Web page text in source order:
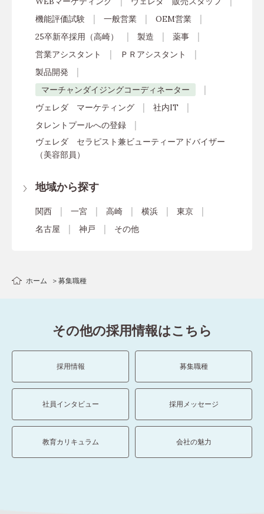
機能評価試験
一般営業
OEM営業
25卒新卒採用（高崎）
製造
薬事
営業アシスタント
ＰＲアシスタント
製品開発
マーチャンダイジングコーディネーター
ヴェレダ マーケティング
社内IT
タレントプールへの登録
ヴェレダ セラピスト兼ビューティーアドバイザー
（美容部員）
地域から探す
関西 一宮 高崎 横浜
東京
名古屋
神戸 その他
ホーム 募集職種
その他の採用情報はこちら
採用情報 募集職種
社員インタビュー 採用メッセージ
教育カリキュラム 会社の魅力